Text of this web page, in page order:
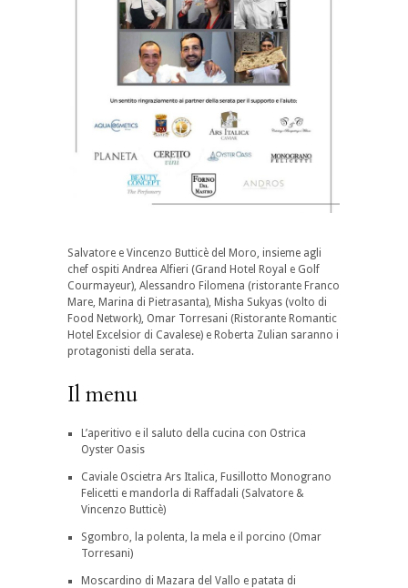
Salvatore e Vincenzo Butticè del Moro, insieme agli
chef ospiti Andrea Alfieri (Grand Hotel Royal e Golf
Courmayeur), Alessandro Filomena (ristorante Franco
Mare, Marina di Pietrasanta), Misha Sukyas (volto di
Food Network), Omar Torresani (Ristorante Romantic
Hotel Excelsior di Cavalese) e Roberta Zulian saranno i
protagonisti della serata.
Il menu
L’aperitivo e il saluto della cucina con Ostrica
Oyster Oasis
Caviale Oscietra Ars Italica, Fusillotto Monograno
Felicetti e mandorla di Raffadali (Salvatore &
Vincenzo Butticè)
Sgombro, la polenta, la mela e il porcino (Omar
Torresani)
Moscardino di Mazara del Vallo e patata di